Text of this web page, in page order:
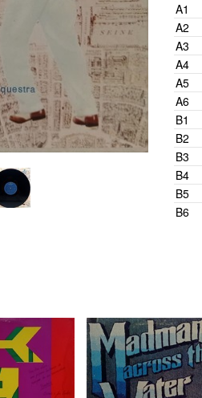
A1
A2
A3
A4
A5
A6
B1
B2
B3
B4
B5
B6